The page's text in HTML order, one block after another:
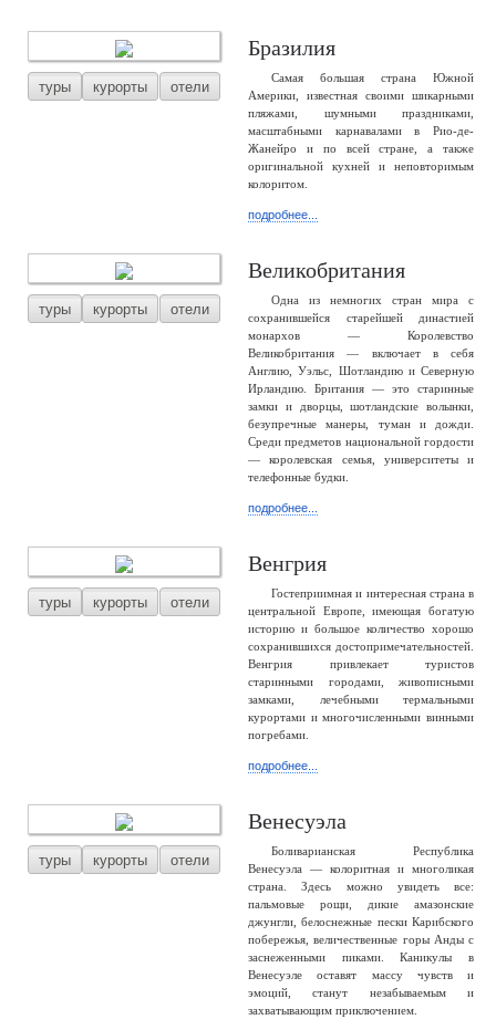
туры курорты отели
Бразилия
Самая большая страна Южной
Америки, известная своими шикарными
пляжами, шумными праздниками,
масштабными карнавалами в Рио-де-
Жанейро и по всей стране, а также
оригинальной кухней и неповторимым
колоритом.
подробнее...
туры курорты отели
Великобритания
Одна из немногих стран мира с
сохранившейся старейшей династией
монархов — Королевство
Великобритания — включает в себя
Англию, Уэльс, Шотландию и Северную
Ирландию. Британия — это старинные
замки и дворцы, шотландские волынки,
безупречные манеры, туман и дожди.
Среди предметов национальной гордости
— королевская семья, университеты и
телефонные будки.
подробнее...
туры курорты отели
Венгрия
Гостеприимная и интересная страна в
центральной Европе, имеющая богатую
историю и большое количество хорошо
сохранившихся достопримечательностей.
Венгрия привлекает туристов
старинными городами, живописными
замками, лечебными термальными
курортами и многочисленными винными
погребами.
подробнее...
туры курорты отели
Венесуэла
Боливарианская Республика
Венесуэла — колоритная и многоликая
страна. Здесь можно увидеть все:
пальмовые рощи, дикие амазонские
джунгли, белоснежные пески Карибского
побережья, величественные горы Анды с
заснеженными пиками. Каникулы в
Венесуэле оставят массу чувств и
эмоций, станут незабываемым и
захватывающим приключением.